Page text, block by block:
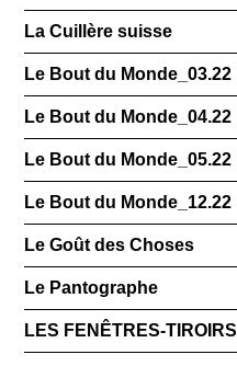
La Cuillère suisse
Le Bout du Monde_03.22
Le Bout du Monde_04.22
Le Bout du Monde_05.22
Le Bout du Monde_12.22
Le Goût des Choses
Le Pantographe
LES FENÊTRES-TIROIRS